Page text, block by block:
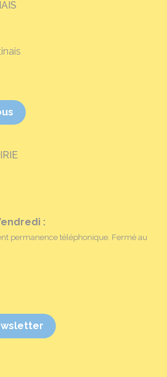
:
permanence téléphonique. Fermé au